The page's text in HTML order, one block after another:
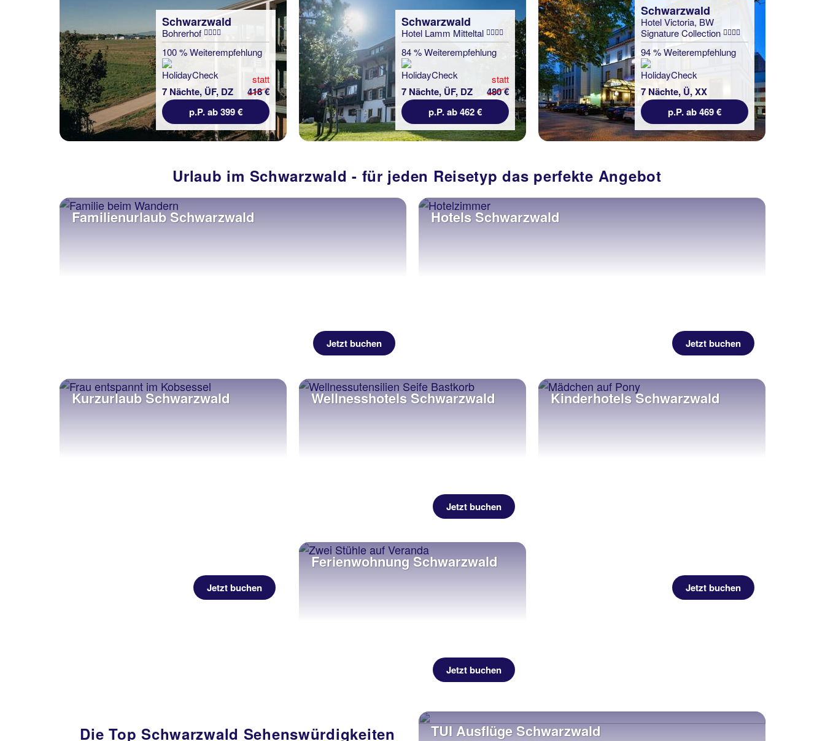
Schwarzwald
Bohrerhof
100 % Weiterempfehlung
7 Nächte, ÜF, DZ
statt
418 €
p.P. ab 399 €
Schwarzwald
Hotel Lamm Mitteltal
84 % Weiterempfehlung
7 Nächte, ÜF, DZ
statt
480 €
p.P. ab 462 €
Schwarzwald
Hotel Victoria, BW
Signature Collection
94 % Weiterempfehlung
7 Nächte, Ü, XX
p.P. ab 469 €
Urlaub im Schwarzwald - für jeden Reisetyp das perfekte Angebot
Familienurlaub Schwarzwald
Jetzt buchen
Hotels Schwarzwald
Jetzt buchen
Kurzurlaub Schwarzwald
Jetzt buchen
Wellnesshotels Schwarzwald
Jetzt buchen
Ferienwohnung Schwarzwald
Jetzt buchen
Kinderhotels Schwarzwald
Jetzt buchen
Die Top Schwarzwald Sehenswürdigkeiten TUI Ausflüge Schwarzwald